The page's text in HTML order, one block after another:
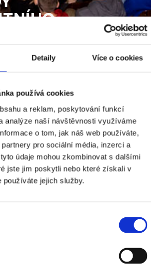
Detaily Více o cookies
používá cookies
a reklam, poskytování funkcí
analýze naší návštěvnosti využíváme
o tom, jak náš web používáte,
pro sociální média, inzerci a
údaje mohou zkombinovat s dalšími
jste jim poskytli nebo které získali v
používáte jejich služby.